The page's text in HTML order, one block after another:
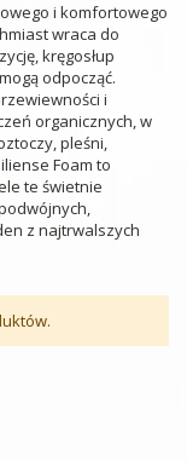
i komfortowego
wraca do
kręgosłup
odpocząć.
i
organicznych, w
pleśni,
Foam to
te świetnie
z najtrwalszych